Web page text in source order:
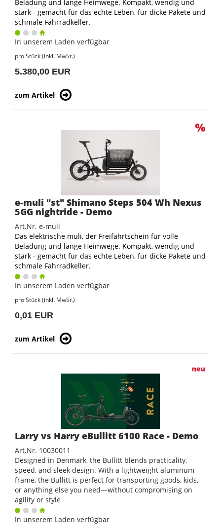
Beladung und lange Heimwege. Kompakt, wendig und
stark - gemacht für das echte Leben, für dicke Pakete und
schmale Fahrradkeller.
In unserem Laden verfügbar
pro Stück (inkl. MwSt.)
5.380,00 EUR
zum Artikel
e-muli "st" Shimano Steps 504 Wh Nexus
5GG nightride - Demo
Art.Nr. e-muli
Das elektrische muli, der Freifahrtschein für volle
Beladung und lange Heimwege. Kompakt, wendig und
stark - gemacht für das echte Leben, für dicke Pakete und
schmale Fahrradkeller.
In unserem Laden verfügbar
pro Stück (inkl. MwSt.)
0,01 EUR
zum Artikel
Larry vs Harry eBullitt 6100 Race - Demo
Art.Nr. 10030011
Designed in Denmark, the Bullitt blends practicality,
speed, and sleek design. With a lightweight aluminum
frame, the Bullitt is perfect for transporting goods, kids,
or anything else you need—without compromising on
agility or style
In unserem Laden verfügbar